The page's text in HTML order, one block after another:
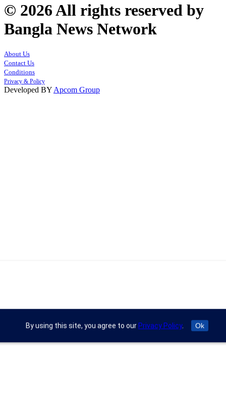
© 2026 All rights reserved by
Bangla News Network
About Us
Contact Us
Conditions
Privacy & Policy
Developed BY Apcom Group
By using this site, you agree to our Privacy Policy. Ok